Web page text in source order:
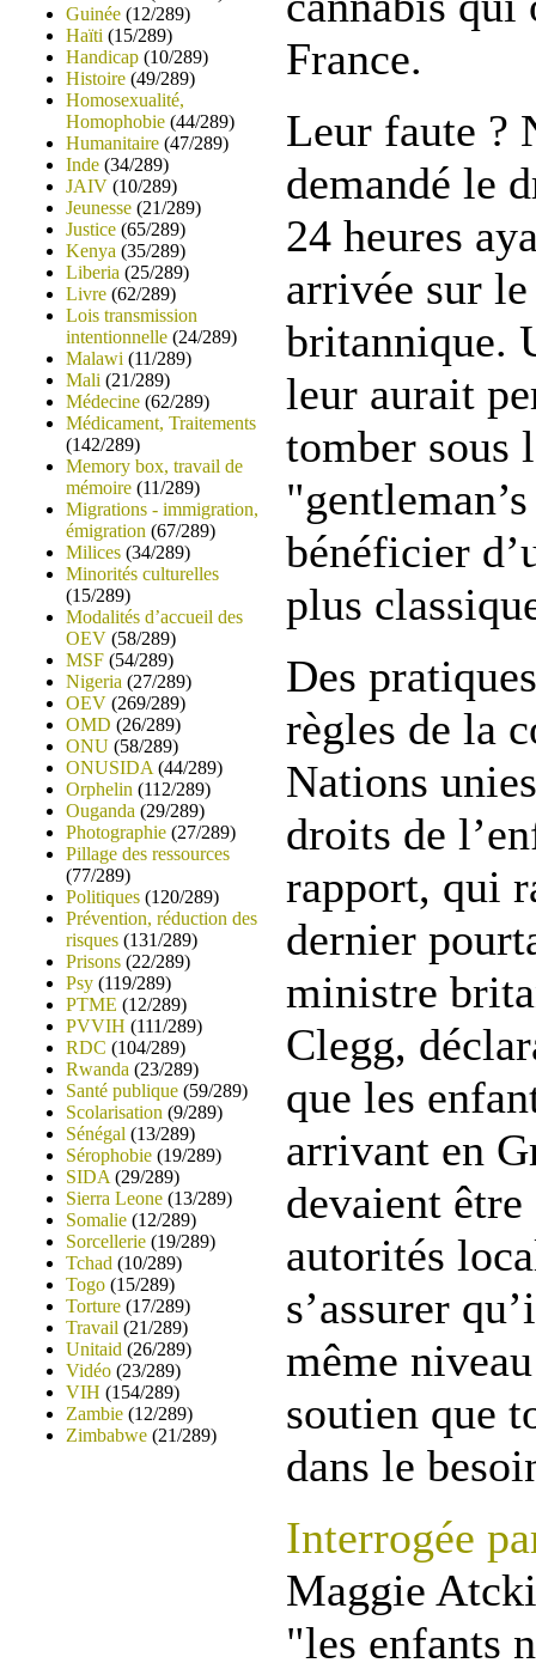
Guinée (12/289)
Haïti (15/289)
Handicap (10/289)
Histoire (49/289)
Homosexualité,
Homophobie (44/289)
Humanitaire (47/289)
Inde (34/289)
JAIV (10/289)
Jeunesse (21/289)
Justice (65/289)
Kenya (35/289)
Liberia (25/289)
Livre (62/289)
Lois transmission
intentionnelle (24/289)
Malawi (11/289)
Mali (21/289)
Médecine (62/289)
Médicament, Traitements
(142/289)
Memory box, travail de
mémoire (11/289)
Migrations - immigration,
émigration (67/289)
Milices (34/289)
Minorités culturelles
(15/289)
Modalités d’accueil des
OEV (58/289)
MSF (54/289)
Nigeria (27/289)
OEV (269/289)
OMD (26/289)
ONU (58/289)
ONUSIDA (44/289)
Orphelin (112/289)
Ouganda (29/289)
Photographie (27/289)
Pillage des ressources
(77/289)
Politiques (120/289)
Prévention, réduction des
risques (131/289)
Prisons (22/289)
Psy (119/289)
PTME (12/289)
PVVIH (111/289)
RDC (104/289)
Rwanda (23/289)
Santé publique (59/289)
Scolarisation (9/289)
Sénégal (13/289)
Sérophobie (19/289)
SIDA (29/289)
Sierra Leone (13/289)
Somalie (12/289)
Sorcellerie (19/289)
Tchad (10/289)
Togo (15/289)
Torture (17/289)
Travail (21/289)
Unitaid (26/289)
Vidéo (23/289)
VIH (154/289)
Zambie (12/289)
Zimbabwe (21/289)
France.
Leur faute ?
demandé le
24 heures
arrivée sur
britannique.
leur aurait
tomber sous
bénéficier
plus
Des
règles de la
Nations
droits de
rapport, qui
dernier
ministre
Clegg,
que les
arrivant en
devaient
autorités
s’assurer
même
soutien que
dans le
Interrogée
Maggie
"les enfants